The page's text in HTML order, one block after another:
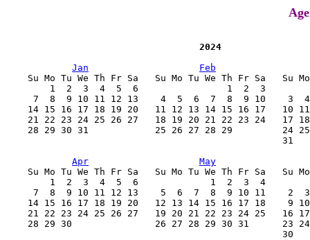
                                   2024
Jan
Feb
Su Mo Tu We Th Fr Sa   Su Mo Tu We Th Fr Sa   Su
1  2  3  4  5  6                1  2  3
7  8  9 10 11 12 13    4  5  6  7  8  9 10    3
14 15 16 17 18 19 20   11 12 13 14 15 16 17   10
21 22 23 24 25 26 27   18 19 20 21 22 23 24   17
28 29 30 31            25 26 27 28 29         24
Apr
May
Su Mo Tu We Th Fr Sa   Su Mo Tu We Th Fr Sa   Su
1  2  3  4  5  6             1  2  3  4
7  8  9 10 11 12 13    5  6  7  8  9 10 11    2
14 15 16 17 18 19 20   12 13 14 15 16 17 18    9
21 22 23 24 25 26 27   19 20 21 22 23 24 25   16
28 29 30               26 27 28 29 30 31      23